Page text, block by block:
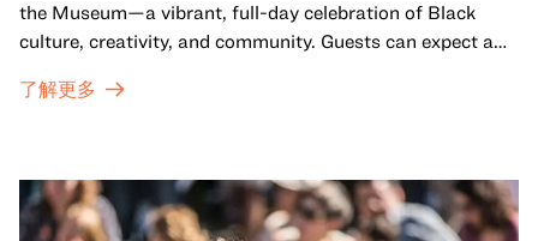
the Museum—a vibrant, full-day celebration of Black
culture, creativity, and community. Guests can expect a
sets from boundary-pushing artists, delicious offerings
move, make, and connect in celebration of Black culture.
了解更多